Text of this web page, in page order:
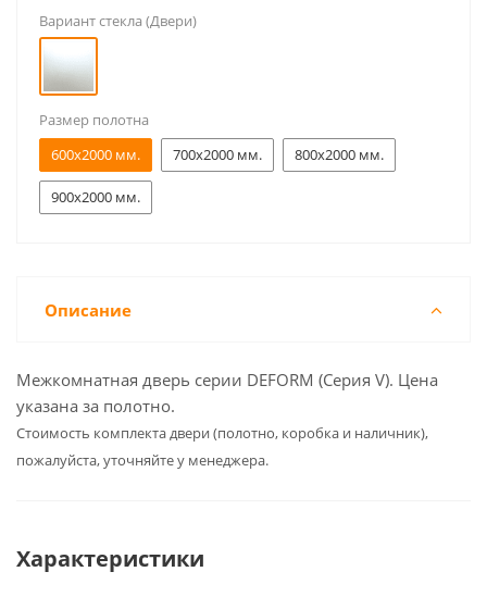
Вариант стекла (Двери)
Размер полотна
600x2000 мм.
700x2000 мм. 800x2000 мм.
900x2000 мм.
Описание
Межкомнатная дверь серии DEFORM (Серия V). Цена
указана за полотно.
Cтоимость комплекта двери (полотно, коробка и наличник),
пожалуйста, уточняйте у менеджера.
Характеристики